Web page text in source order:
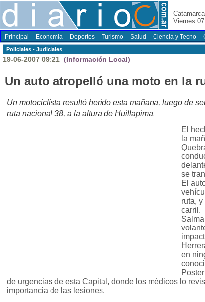
Catamarca
Viernes
Principal Economia Deportes Turismo Salud Ciencia y Tecno
Policiales - Judiciales
19-06-2007 09:21 (Información Local)
Un auto atropelló una moto en la
Un motociclista resultó herido esta mañana, luego de
ruta nacional 38, a la altura de Huillapima.
El
la
se
El
ruta, y
carril.
en
de urgencias de esta Capital, donde los médicos lo
importancia de las lesiones.